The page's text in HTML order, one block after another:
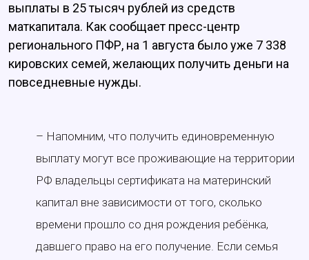
выплаты в 25 тысяч рублей из средств
маткапитала. Как сообщает пресс-центр
регионального ПФР, на 1 августа было уже 7 338
кировских семей, желающих получить деньги на
повседневные нужды.
– Напомним, что получить единовременную
выплату могут все проживающие на территории
РФ владельцы сертификата на материнский
капитал вне зависимости от того, сколько
времени прошло со дня рождения ребёнка,
давшего право на его получение. Если семья